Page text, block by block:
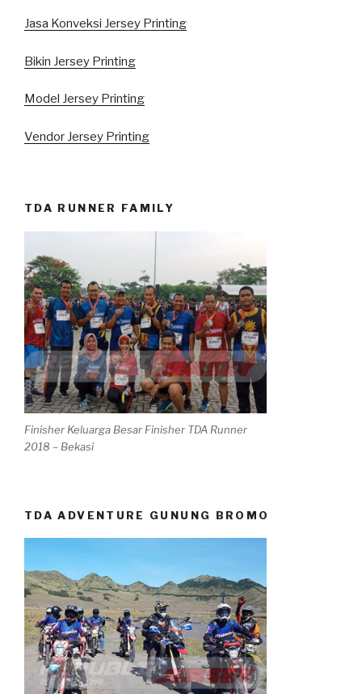
Jasa Konveksi Jersey Printing
Bikin Jersey Printing
Model Jersey Printing
Vendor Jersey Printing
TDA RUNNER FAMILY
Finisher Keluarga Besar Finisher TDA Runner
2018 – Bekasi
TDA ADVENTURE GUNUNG BROMO